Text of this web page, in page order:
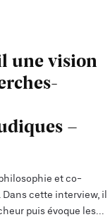
une vision
-
et co-
cette interview, il
puis évoque les